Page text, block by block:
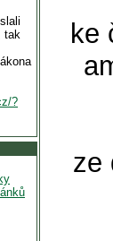
tak
?
ke
ze